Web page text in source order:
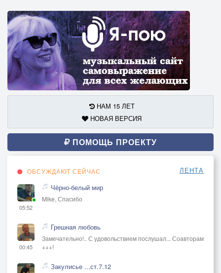
НАМ 15 ЛЕТ
НОВАЯ ВЕРСИЯ
ПОМОЩЬ ПРОЕКТУ
ОБСУЖДАЮТ СЕЙЧАС ЛЕНТА
05:52
Чёрно-белый мир
Mike, Спасибо
00:45
Грешная любовь
Замечательно!.. С удовольствием послушал... Соавторам
+++!
Закулисье ...ст.7.12